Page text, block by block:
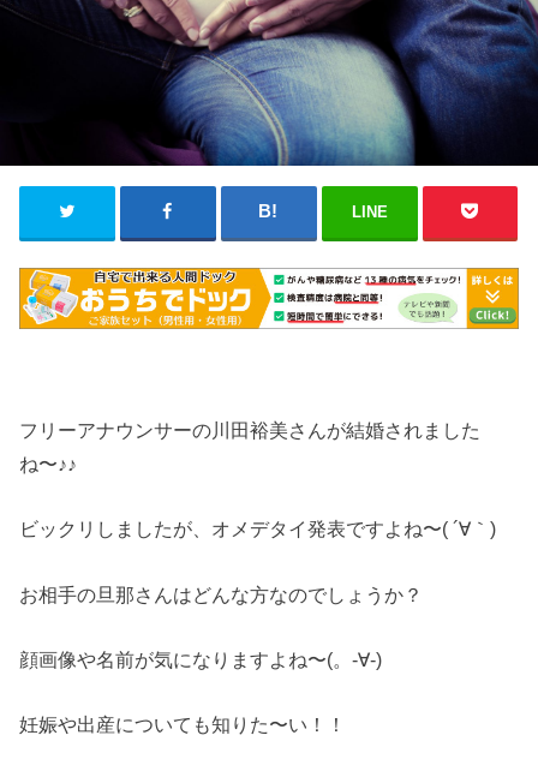
LINE
フリーアナウンサーの川田裕美さんが結婚されました
ね〜♪♪
ビックリしましたが、オメデタイ発表ですよね〜( ´∀｀)
お相手の旦那さんはどんな方なのでしょうか？
顔画像や名前が気になりますよね〜(。-∀-)
妊娠や出産についても知りた〜い！！